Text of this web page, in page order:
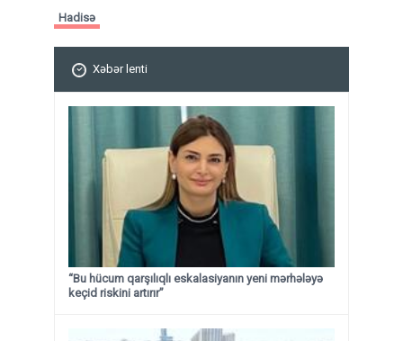
Hadisə
Xəbər lenti
“Bu hücum qarşılıqlı eskalasiyanın yeni mərhələyə
keçid riskini artırır”